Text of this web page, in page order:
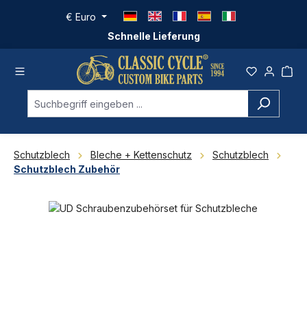
Zum Hauptinhalt springen
Schnelle Lieferung
€ Euro
Schutzblech Bleche + Kettenschutz
Schutzblech
Schutzblech Zubehör
Bildergalerie überspringen